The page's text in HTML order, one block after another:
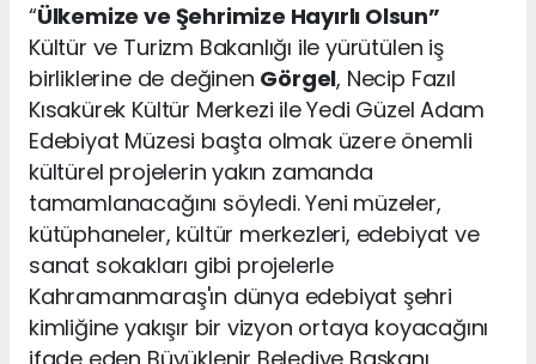
“Ülkemize ve Şehrimize Hayırlı Olsun”
Kültür ve Turizm Bakanlığı ile yürütülen iş
birliklerine de değinen Görgel, Necip Fazıl
Kısakürek Kültür Merkezi ile Yedi Güzel Adam
Edebiyat Müzesi başta olmak üzere önemli
kültürel projelerin yakın zamanda
tamamlanacağını söyledi. Yeni müzeler,
kütüphaneler, kültür merkezleri, edebiyat ve
sanat sokakları gibi projelerle
Kahramanmaraş'ın dünya edebiyat şehri
kimliğine yakışır bir vizyon ortaya koyacağını